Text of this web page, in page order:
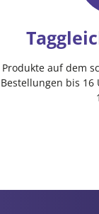
auf dem
bis 16